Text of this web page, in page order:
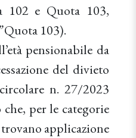
102 e Quota 103,
Quota 103).
pensionabile da
del divieto
n. 27/2023
per le categorie
applicazione